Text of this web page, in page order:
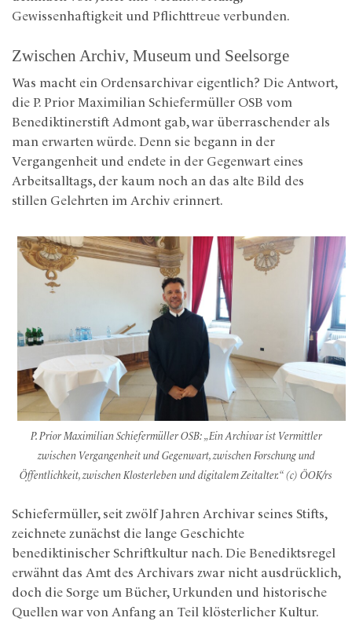
Gewissenhaftigkeit und Pflichttreue verbunden.
Zwischen Archiv, Museum und Seelsorge
Was macht ein Ordensarchivar eigentlich? Die Antwort,
die P. Prior Maximilian Schiefermüller OSB vom
Benediktinerstift Admont gab, war überraschender als
man erwarten würde. Denn sie begann in der
Vergangenheit und endete in der Gegenwart eines
Arbeitsalltags, der kaum noch an das alte Bild des
stillen Gelehrten im Archiv erinnert.
P. Prior Maximilian Schiefermüller OSB: „Ein Archivar ist Vermittler
zwischen Vergangenheit und Gegenwart, zwischen Forschung und
Öffentlichkeit, zwischen Klosterleben und digitalem Zeitalter.“ (c) ÖOK/rs
Schiefermüller, seit zwölf Jahren Archivar seines Stifts,
zeichnete zunächst die lange Geschichte
benediktinischer Schriftkultur nach. Die Benediktsregel
erwähnt das Amt des Archivars zwar nicht ausdrücklich,
doch die Sorge um Bücher, Urkunden und historische
Quellen war von Anfang an Teil klösterlicher Kultur.